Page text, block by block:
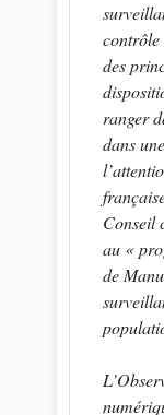
des
ranger
dans
Conseil
au «
de